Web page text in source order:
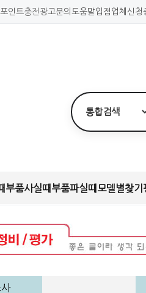
포인트충전 광고문의 도움말입점업체신청
부품사실때 부품파실때 모델별찾기